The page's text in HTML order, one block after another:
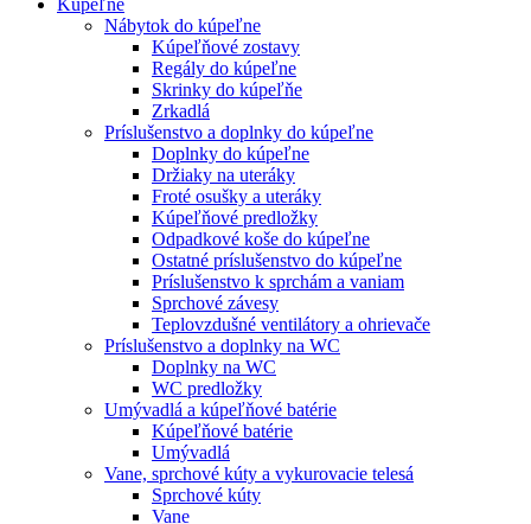
Nábytok do kúpeľne
Kúpeľňové zostavy
Regály do kúpeľne
Skrinky do kúpeľňe
Zrkadlá
Príslušenstvo a doplnky do kúpeľne
Doplnky do kúpeľne
Držiaky na uteráky
Froté osušky a uteráky
Kúpeľňové predložky
Odpadkové koše do kúpeľne
Ostatné príslušenstvo do kúpeľne
Príslušenstvo k sprchám a vaniam
Sprchové závesy
Teplovzdušné ventilátory a ohrievače
Príslušenstvo a doplnky na WC
Doplnky na WC
WC predložky
Umývadlá a kúpeľňové batérie
Kúpeľňové batérie
Umývadlá
Vane, sprchové kúty a vykurovacie telesá
Sprchové kúty
Vane